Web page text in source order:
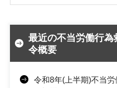
最近の不当労働行為
令概要
令和8年(上半期)不当